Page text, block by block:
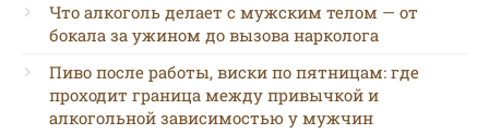
Что алкоголь делает с мужским телом — от
бокала за ужином до вызова нарколога
Пиво после работы, виски по пятницам: где
проходит граница между привычкой и
алкогольной зависимостью у мужчин